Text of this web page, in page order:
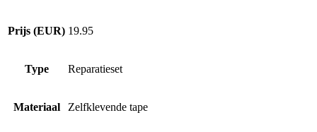
Prijs (EUR) 19.95
Type Reparatieset
Materiaal Zelfklevende tape